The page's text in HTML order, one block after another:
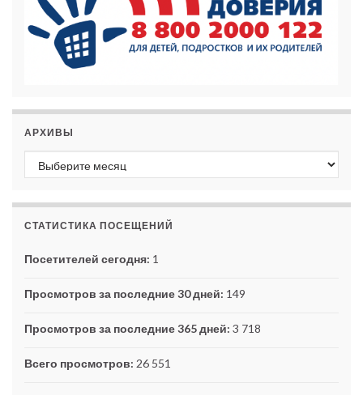
АРХИВЫ
Архивы
СТАТИСТИКА ПОСЕЩЕНИЙ
Посетителей сегодня: 1
Просмотров за последние 30 дней: 149
Просмотров за последние 365 дней: 3 718
Всего просмотров: 26 551